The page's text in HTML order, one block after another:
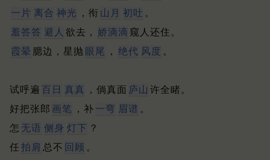
一片 离合 神光 ，衔 山月 初吐 。
羞答答 避人 欲去， 娇滴滴 窥人还住。
霞晕 腮边，星抛 眼尾 ， 绝代 风度 。
试呼遍 百日 真真 ，倘真面 庐山 许全睹。
好把张郎 画笔 ，补 一弯 眉谱 。
怎 无语 侧身 灯下 ？
任 拍肩 总不 回顾 。